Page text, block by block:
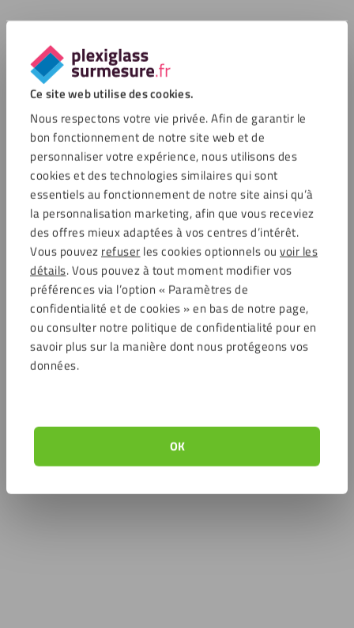
Ce site web utilise des cookies.
Nous respectons votre vie privée. Afin de garantir le
bon fonctionnement de notre site web et de
personnaliser votre expérience, nous utilisons des
cookies et des technologies similaires qui sont
essentiels au fonctionnement de notre site ainsi qu’à
la personnalisation marketing, afin que vous receviez
des offres mieux adaptées à vos centres d’intérêt.
Vous pouvezrefuserles cookies optionnels ou voir les
détails. Vous pouvez à tout moment modifier vos
préférences via l’option « Paramètres de
confidentialité et de cookies » en bas de notre page,
ou consulter notre politique de confidentialité pour en
savoir plus sur la manière dont nous protégeons vos
données.
OK